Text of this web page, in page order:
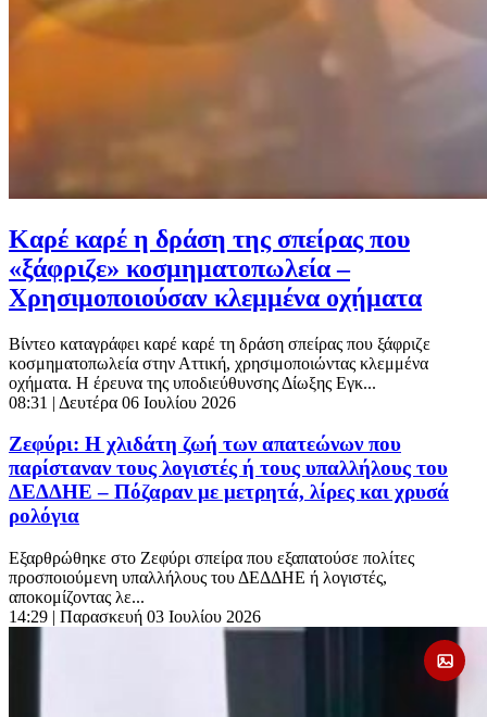
Καρέ καρέ η δράση της σπείρας που
«ξάφριζε» κοσμηματοπωλεία –
Χρησιμοποιούσαν κλεμμένα οχήματα
Βίντεο καταγράφει καρέ καρέ τη δράση σπείρας που ξάφριζε
κοσμηματοπωλεία στην Αττική, χρησιμοποιώντας κλεμμένα
οχήματα. Η έρευνα της υποδιεύθυνσης Δίωξης Εγκ...
08:31 | Δευτέρα 06 Ιουλίου 2026
Ζεφύρι: Η χλιδάτη ζωή των απατεώνων που
παρίσταναν τους λογιστές ή τους υπαλλήλους του
ΔΕΔΔΗΕ – Πόζαραν με μετρητά, λίρες και χρυσά
ρολόγια
Εξαρθρώθηκε στο Ζεφύρι σπείρα που εξαπατούσε πολίτες
προσποιούμενη υπαλλήλους του ΔΕΔΔΗΕ ή λογιστές,
αποκομίζοντας λε...
14:29 | Παρασκευή 03 Ιουλίου 2026